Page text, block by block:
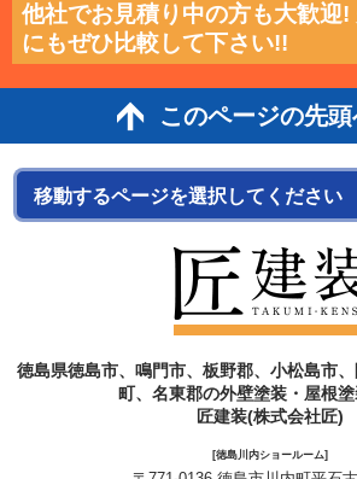
他社でお見積り中の方も大歓迎
にもぜひ比較して下さい!!
このページの先
徳島県徳島市、鳴門市、板野郡、小松島市
町、名東郡の外壁塗装・屋根
匠建装(株式会社匠)
[徳島川内ショールーム]